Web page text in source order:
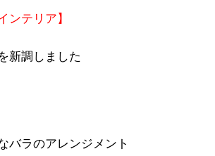
ンテリア】
新調しました
バラのアレンジメント